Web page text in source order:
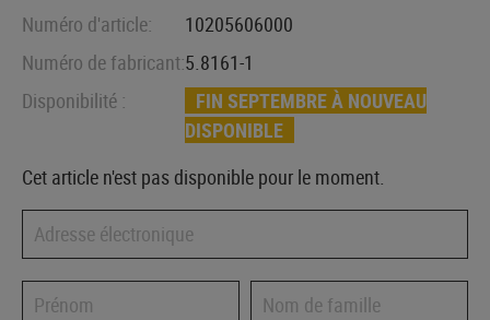
Numéro d'article:
10205606000
Numéro de fabricant:5.8161-1
Disponibilité :
FIN SEPTEMBRE À NOUVEAU
DISPONIBLE
Cet article n'est pas disponible pour le moment.